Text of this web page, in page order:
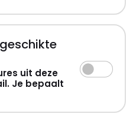
uit deze
Je bepaalt